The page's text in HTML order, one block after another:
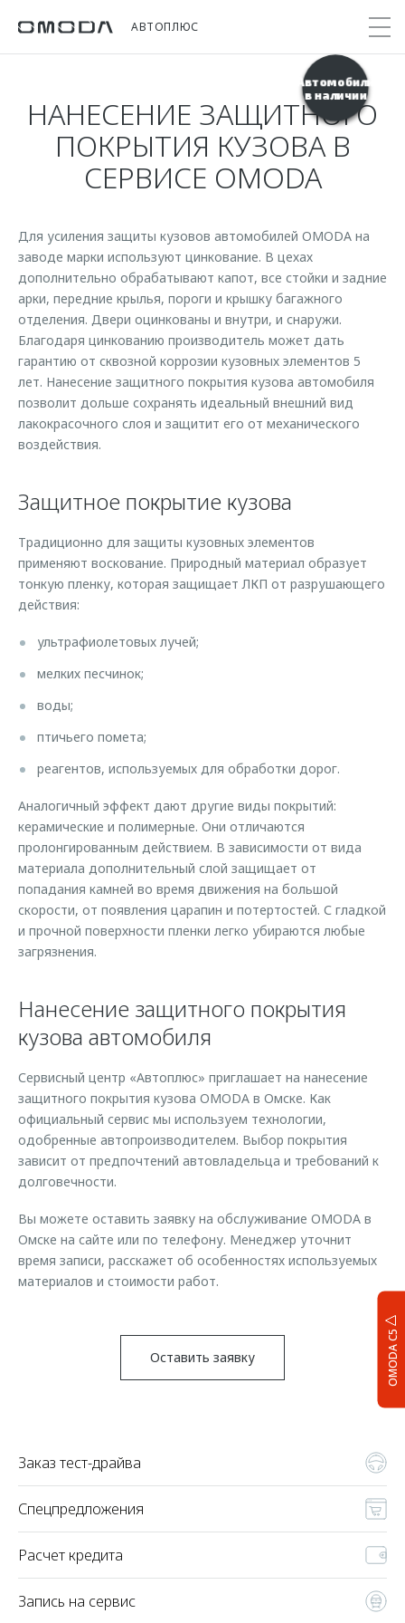
АВТОПЛЮС
Модели
C7
от 2 739 000 ₽*
Покупателям
Выбор и покупка
Записаться на тест-драйв
Cпецпредложения
OMODA Лизинг
Кредит и страхование
Кредитные программы
Страхование
Кредитный калькулятор
Одежда и сувениры
Оригинальные аксессуары
Запчасти
Трейд-ин
Калькулятор трейд-ин
Владельцам
Кузовной ремонт
Поддержка
Помощь на дороге
Гарантия
Дополнительная техническая поддержка
Руководства по эксплуатации
Клиентская поддержка
Приложение O&J
Аксессуары
Одежда и сувениры
Оригинальные аксессуары
Запчасти
Мир OMODA
Онлайн-сервисы
Приложение O&J
Клуб владельцев OMODA
Бренд JAECOO
Правовая информация
Обратная связь
OMODA C5
НАНЕСЕНИЕ ЗАЩИТНОГО
ПОКРЫТИЯ КУЗОВА В
СЕРВИСЕ OMODA
Для усиления защиты кузовов автомобилей OMODA на
заводе марки используют цинкование. В цехах
дополнительно обрабатывают капот, все стойки и задние
арки, передние крылья, пороги и крышку багажного
отделения. Двери оцинкованы и внутри, и снаружи.
Благодаря цинкованию производитель может дать
гарантию от сквозной коррозии кузовных элементов 5
лет. Нанесение защитного покрытия кузова автомобиля
позволит дольше сохранять идеальный внешний вид
лакокрасочного слоя и защитит его от механического
воздействия.
Защитное покрытие кузова
Традиционно для защиты кузовных элементов
применяют воскование. Природный материал образует
тонкую пленку, которая защищает ЛКП от разрушающего
действия:
ультрафиолетовых лучей;
мелких песчинок;
воды;
птичьего помета;
реагентов, используемых для обработки дорог.
Аналогичный эффект дают другие виды покрытий:
керамические и полимерные. Они отличаются
пролонгированным действием. В зависимости от вида
материала дополнительный слой защищает от
попадания камней во время движения на большой
скорости, от появления царапин и потертостей. С гладкой
и прочной поверхности пленки легко убираются любые
загрязнения.
Нанесение защитного покрытия
кузова автомобиля
Сервисный центр «Автоплюс» приглашает на нанесение
защитного покрытия кузова OMODA в Омске. Как
официальный сервис мы используем технологии,
одобренные автопроизводителем. Выбор покрытия
зависит от предпочтений автовладельца и требований к
долговечности.
Вы можете оставить заявку на обслуживание OMODA в
Омске на сайте или по телефону. Менеджер уточнит
время записи, расскажет об особенностях используемых
материалов и стоимости работ.
Оставить заявку
Заказ тест-драйва
Спецпредложения
Расчет кредита
Запись на сервис
Автомобили
в наличии